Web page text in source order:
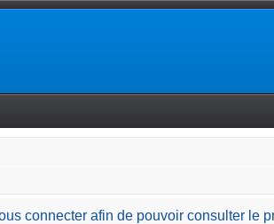
connecter afin de pouvoir consulter le